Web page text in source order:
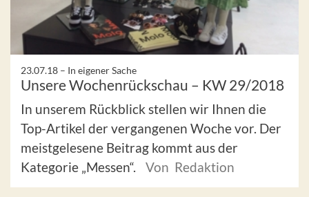
23.07.18 – In eigener Sache
Unsere Wochenrückschau – KW 29/2018
In unserem Rückblick stellen wir Ihnen die
Top-Artikel der vergangenen Woche vor. Der
meistgelesene Beitrag kommt aus der
Kategorie „Messen“.
Von Redaktion